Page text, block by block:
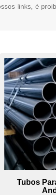
links, é
Tubos